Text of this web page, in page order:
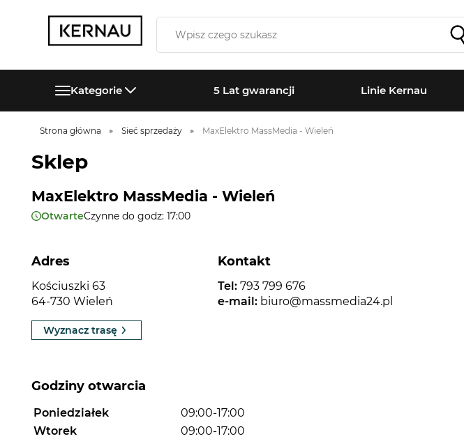
Kategorie 5 Lat gwarancji Linie Kernau
Strona główna Sieć sprzedaży MaxElektro MassMedia - Wieleń
Sklep
MaxElektro MassMedia - Wieleń
OtwarteCzynne do godz: 17:00
Adres
Kościuszki 63
64-730 Wieleń
Wyznacz trasę
Kontakt
Tel: 793 799 676
e-mail: biuro@massmedia24.pl
Godziny otwarcia
Poniedziałek
09:00-17:00
Wtorek
09:00-17:00